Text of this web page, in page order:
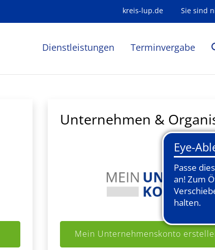
kreis-lup.de Sie sind
Dienstleistungen Terminvergabe
Unternehmen &
Mein Unternehmenskonto